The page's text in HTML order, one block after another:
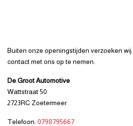
Buiten onze openingstijden verzoeken
contact met ons op te nemen.
De Groot Automotive
Wattstraat 50
2723RC Zoetermeer
Telefoon: 0798795667